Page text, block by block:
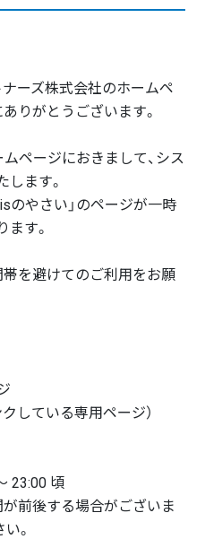
ーズ株式会社のホームペ
りがとうございます。
ムページにおきまして、シス
ます。
のやさい」のページが一時
す。
帯を避けてのご利用をお願
している専用ページ）
23:00 頃
前後する場合がございま
。